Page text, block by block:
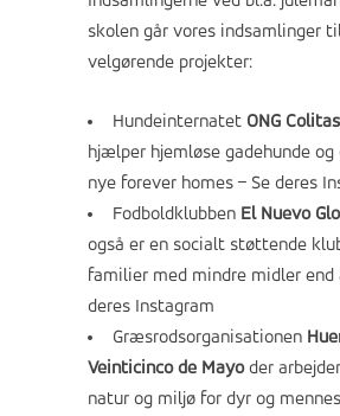
skolen går vores indsamlinger
velgørende projekter:
Hundeinternatet ONG
hjælper hjemløse gadehunde og
nye forever homes – Se deres
Fodboldklubben El Nuevo
også er en socialt støttende
familier med mindre midler end
deres Instagram
Græsrodsorganisationen
Veinticinco de Mayoder
natur og miljø for dyr og